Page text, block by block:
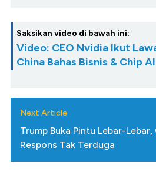
Saksikan video di bawah ini:
Video: CEO Nvidia Ikut
China Bahas Bisnis & Chip AI
Next Article
Trump Buka Pintu Lebar-Lebar,
Respons Tak Terduga